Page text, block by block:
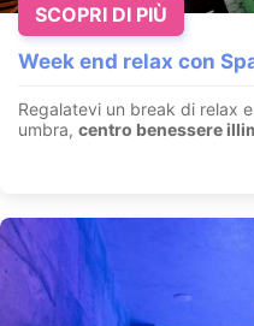
Giorni di Benessere tra le
sapori e aromi della cucina
Week end relax con
Regalatevi un break di relax
umbra, centro benessere
SCOPRI DI PIÙ